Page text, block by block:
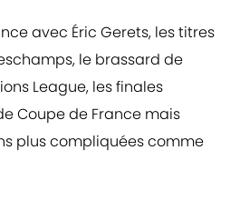
avec Éric Gerets, les titres
le brassard de
League, les finales
Coupe de France mais
plus compliquées comme